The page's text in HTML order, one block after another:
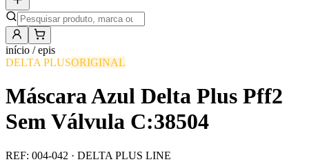
início /epis
DELTA PLUSORIGINAL
Máscara Azul Delta Plus Pff2
Sem Válvula C:38504
REF: 004-042 · DELTA PLUS LINE